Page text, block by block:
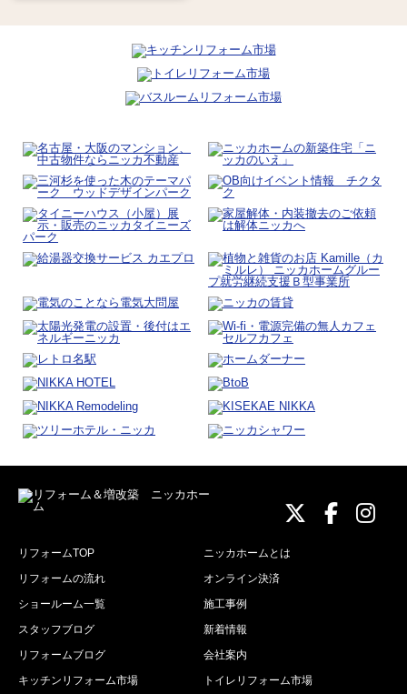
ニッカ
ニッニ
リフォームTOP
ニッカホームとは
リフォームの流れ
オンライン決済
ショールーム一覧
施工事例
スタッフブログ
新着情報
リフォームブログ
会社案内
キッチンリフォーム市場
トイレリフォーム市場